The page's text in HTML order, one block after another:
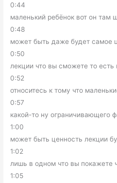
0:44
маленький ребёнок вот он там
0:48
может быть даже будет самое
0:50
лекции что вы сможете то есть
0:52
относитесь к тому что
0:57
какой-то ну ограничивающего
1:00
может быть ценность лекции
1:02
лишь в одном что вы покажете
1:05